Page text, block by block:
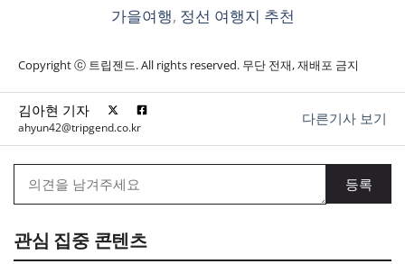
가을여행, 정선 여행지 추천
Copyright ⓒ 트립젠드. All rights reserved. 무단 전재, 재배포 금지
김아현 기자
ahyun42@tripgend.co.kr
다른기사 보기
관심 집중 콘텐츠